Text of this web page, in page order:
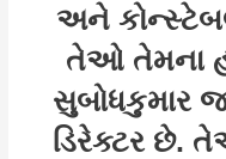
અને
તેઓ તેમના
સુબોધકુમાર
ડિરેક્ટર છે.